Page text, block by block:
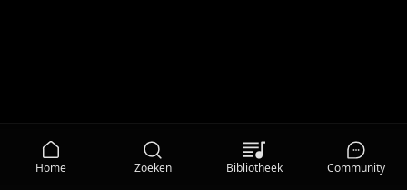
Home Zoeken Bibliotheek Community